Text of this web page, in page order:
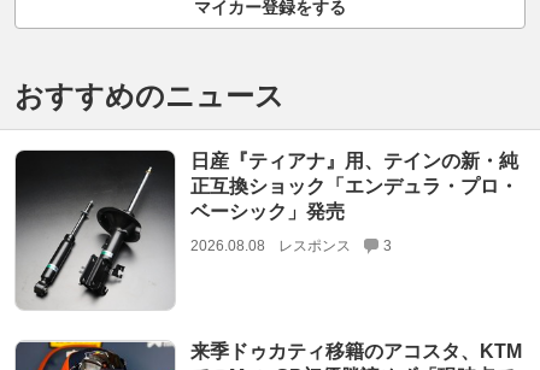
マイカー登録をする
おすすめのニュース
日産『ティアナ』用、テインの新・純
正互換ショック「エンデュラ・プロ・
ベーシック」発売
2026.08.08 レスポンス 3
来季ドゥカティ移籍のアコスタ、KTM